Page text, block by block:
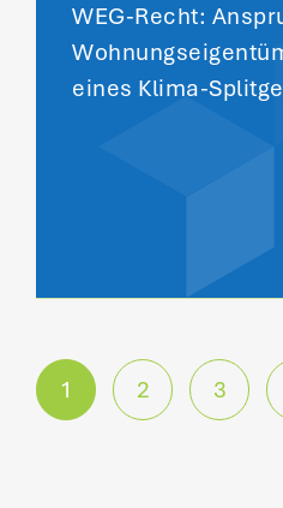
WEG-Recht:
eines Klima-
P
o
1 2 3